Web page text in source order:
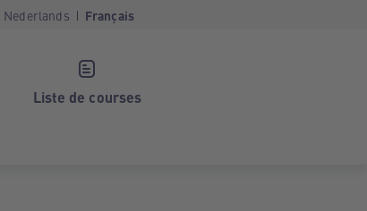
Nederlands Français
Liste de courses